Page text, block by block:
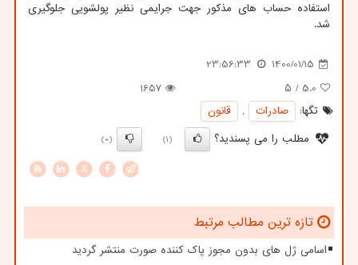
استفاده حساب های مذکور جهت جرایمی نظیر پولشویی جلوگیری
شد.
1400/01/15
23:56:33
5.0 / ۵
1657
تگها:
صادرات ,
قانون
مطلب را می پسندید؟
(1)
(0)
X
تازه ترین مطالب مرتبط
اسامی ژل های بدون مجوز پاک کننده صورت منتشر گردید